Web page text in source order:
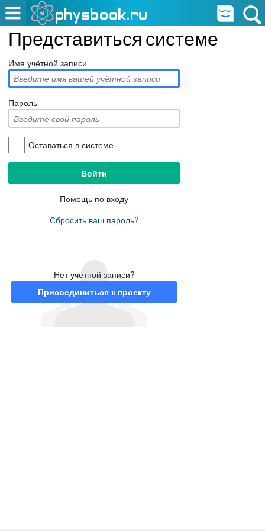
Представиться системе
Имя учётной записи
Пароль
Оставаться в системе
Помощь по входу
Сбросить ваш пароль?
Нет учётной записи?
Присоединиться к проекту